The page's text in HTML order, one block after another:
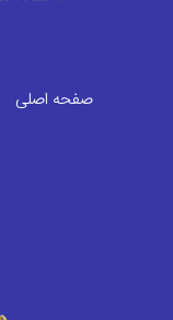
صفحه اصلی